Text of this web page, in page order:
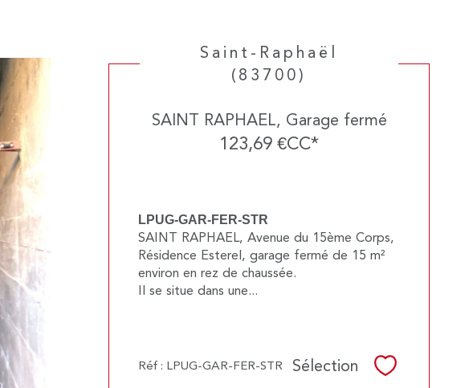
Saint-Raphaël
(83700)
SAINT RAPHAEL, Garage fermé
123,69 €CC*
LPUG-GAR-FER-STR
SAINT RAPHAEL, Avenue du 15ème Corps,
Résidence Esterel, garage fermé de 15 m²
environ en rez de chaussée.
Il se situe dans une...
Réf : LPUG-GAR-FER-STR Sélection Sélectionner